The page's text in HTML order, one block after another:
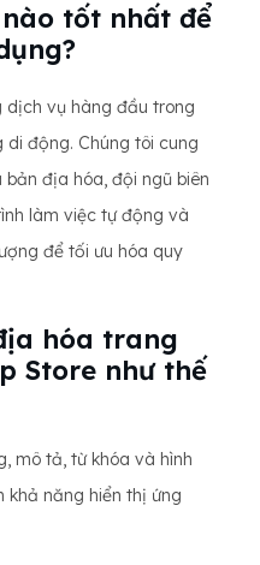
tốt nhất để
dịch vụ hàng đầu trong
động. Chúng tôi cung
địa hóa, đội ngũ biên
làm việc tự động và
để tối ưu hóa quy
hóa trang
Store như thế
mô tả, từ khóa và hình
khả năng hiển thị ứng